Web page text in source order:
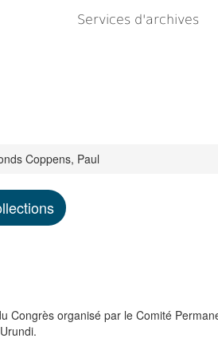
Services d'archives
Coppens, Paul
organisé par le Comité